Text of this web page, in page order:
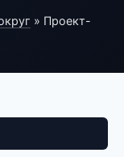
» Проект-